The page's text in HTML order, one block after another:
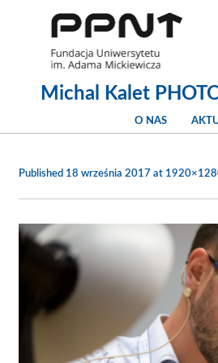
O NAS
Michal Kalet
Published 18 września 2017 at